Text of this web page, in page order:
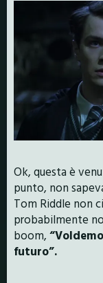
Ok, questa è
punto, non
Tom Riddle non
probabilmente
boom,
futuro”.